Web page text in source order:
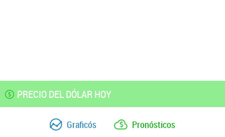
PRECIO DEL DÓLAR HOY
Graficós Pronósticos